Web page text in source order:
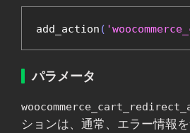
add_action (
パラメータ
ションは、通常、エラー情報